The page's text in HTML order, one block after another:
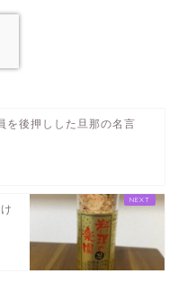
を後押しした旦那の名言